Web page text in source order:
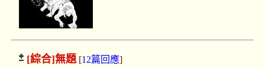
[綜合]無題[12篇回應]